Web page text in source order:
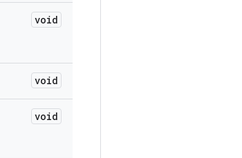
void
void
void